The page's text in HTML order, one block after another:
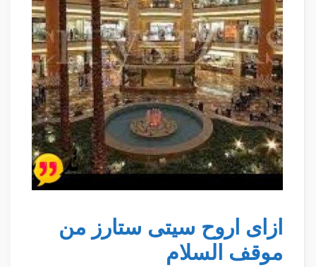
ازاى اروح سيتى ستارز من
موقف السلام